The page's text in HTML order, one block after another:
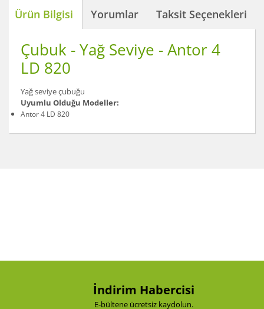
Ürün Bilgisi Yorumlar Taksit Seçenekleri
Çubuk - Yağ Seviye - Antor 4
LD 820
Yağ seviye çubuğu
Uyumlu Olduğu Modeller:
Antor 4 LD 820
Ürün fiyatı diğer sitelerden daha pahalı.
İndirim Habercisi
E-bültene ücretsiz kaydolun.